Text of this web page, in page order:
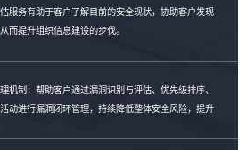
服务有助于客户了解目前的安全现状，协助客户发现
而提升组织信息建设的步伐。
机制：帮助客户通过漏洞识别与评估、优先级排序、
动进行漏洞闭环管理，持续降低整体安全风险，提升